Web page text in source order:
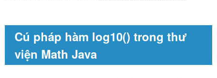
Cú pháp hàm log10() trong thư
viện Math Java